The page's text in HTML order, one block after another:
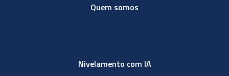
Quem somos
Nivelamento com IA